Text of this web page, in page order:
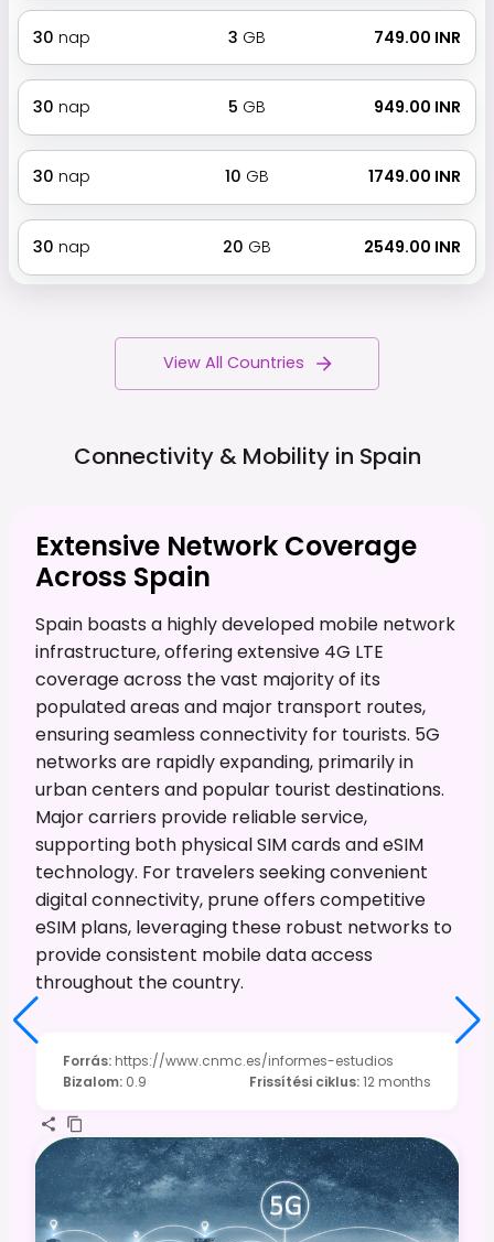
30 nap 3 GB ₹ 749.00 INR
30 nap 5 GB ₹ 949.00 INR
30 nap 10 GB ₹ 1749.00 INR
30 nap 20 GB ₹ 2549.00 INR
View All Countries
Connectivity & Mobility in Spain
Extensive Network Coverage
Across Spain
Spain boasts a highly developed mobile network
infrastructure, offering extensive 4G LTE
coverage across the vast majority of its
populated areas and major transport routes,
ensuring seamless connectivity for tourists. 5G
networks are rapidly expanding, primarily in
urban centers and popular tourist destinations.
Major carriers provide reliable service,
supporting both physical SIM cards and eSIM
technology. For travelers seeking convenient
digital connectivity, prune offers competitive
eSIM plans, leveraging these robust networks to
provide consistent mobile data access
throughout the country.
Forrás: https://www.cnmc.es/informes-estudios
Bizalom: 0.9 Frissítési ciklus:12 months